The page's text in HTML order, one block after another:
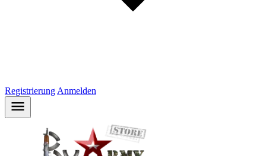
Registrierung Anmelden